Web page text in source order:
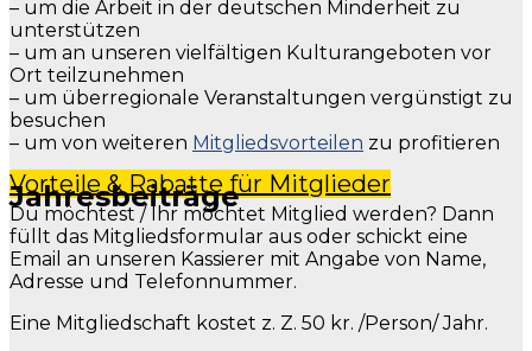
– um die Arbeit in der deutschen Minderheit zu
unterstützen
– um an unseren vielfältigen Kulturangeboten vor
Ort teilzunehmen
– um überregionale Veranstaltungen vergünstigt zu
besuchen
– um von weiteren Mitgliedsvorteilen zu profitieren
Vorteile & Rabatte für Mitglieder
Jahresbeiträge
Du möchtest / Ihr möchtet Mitglied werden? Dann
füllt das Mitgliedsformular aus oder schickt eine
Email an unseren Kassierer mit Angabe von Name,
Adresse und Telefonnummer.
Eine Mitgliedschaft kostet z. Z. 50 kr. /Person/ Jahr.